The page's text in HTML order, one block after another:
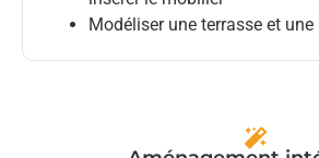
Modéliser une terrasse et une